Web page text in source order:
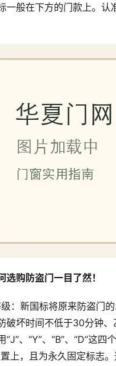
一般在下方的门款上。
选购防盗门一目了然！
：新国标将原来防盗门
破坏时间不低于30分钟
“J”、“Y”、“B”、“D”这
上，且为永久固定标志